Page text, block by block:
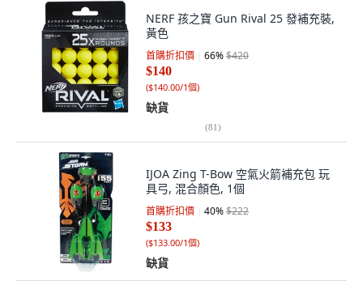
NERF 孩之寶 Gun Rival 25 發補充裝,
黃色
首購折扣價 66%$420
$140
($140.00/1個)
缺貨
(81)
IJOA Zing T-Bow 空氣火箭補充包 玩
具弓, 混合顏色, 1個
首購折扣價 40%$222
$133
($133.00/1個)
缺貨